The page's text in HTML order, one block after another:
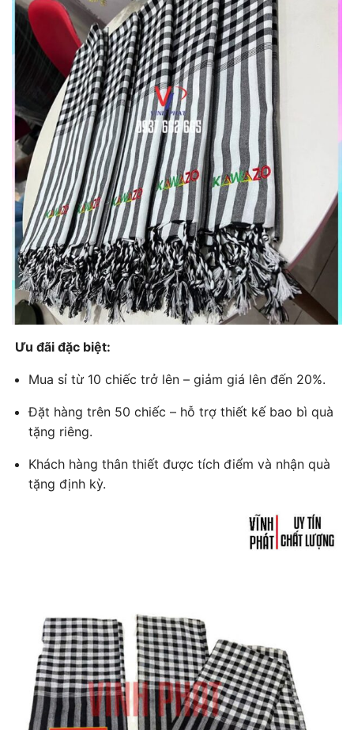
Ưu đãi đặc biệt:
Mua sỉ từ 10 chiếc trở lên – giảm giá lên đến 20%.
Đặt hàng trên 50 chiếc – hỗ trợ thiết kế bao bì quà
tặng riêng.
Khách hàng thân thiết được tích điểm và nhận quà
tặng định kỳ.